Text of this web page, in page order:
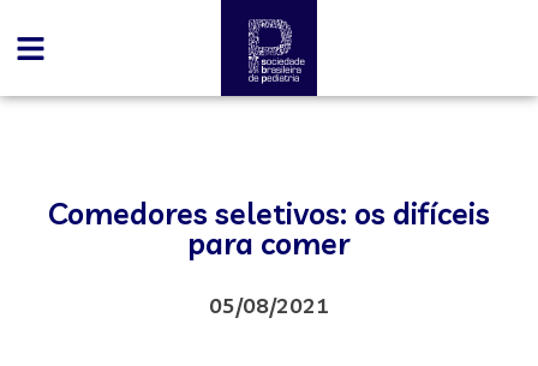
Comedores seletivos: os difíceis
para comer
05/08/2021